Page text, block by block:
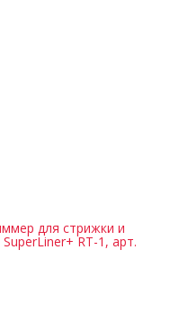
для стрижки и
RT-1, арт.